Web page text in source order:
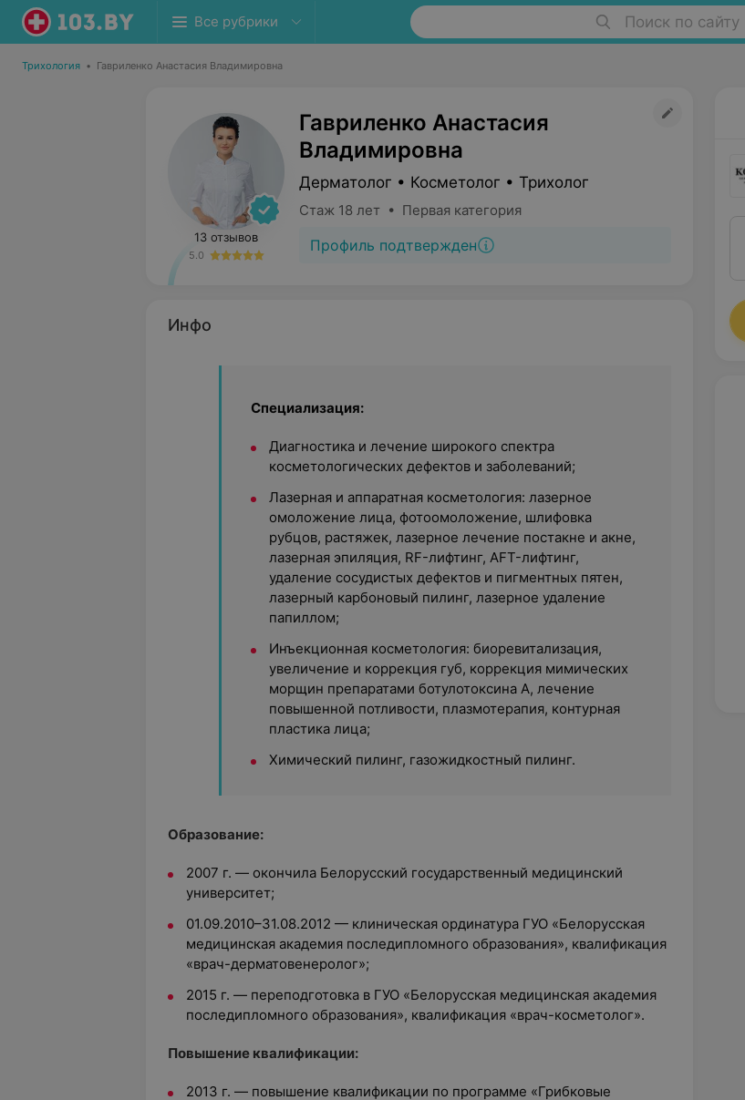
Все рубрики Поиск по сайту
Трихология • Гавриленко Анастасия Владимировна
13 отзывов
5.0
Гавриленко Анастасия
Владимировна
Дерматолог • Косметолог • Трихолог
Стаж 18 лет • Первая категория
Профиль подтвержден
Инфо
Специализация:
Диагностика и лечение широкого спектра
косметологических дефектов и заболеваний;
Лазерная и аппаратная косметология: лазерное
омоложение лица, фотоомоложение, шлифовка
рубцов, растяжек, лазерное лечение постакне и акне,
лазерная эпиляция, RF-лифтинг, AFT-лифтинг,
удаление сосудистых дефектов и пигментных пятен,
лазерный карбоновый пилинг, лазерное удаление
папиллом;
Инъекционная косметология: биоревитализация,
увеличение и коррекция губ, коррекция мимических
морщин препаратами ботулотоксина А, лечение
повышенной потливости, плазмотерапия, контурная
пластика лица;
Химический пилинг, газожидкостный пилинг.
Образование:
2007 г. — окончила Белорусский государственный медицинский
университет;
01.09.2010–31.08.2012 — клиническая ординатура ГУО «Белорусская
медицинская академия последипломного образования», квалификация
«врач-дерматовенеролог»;
2015 г. — переподготовка в ГУО «Белорусская медицинская академия
последипломного образования», квалификация «врач-косметолог».
Повышение квалификации:
2013 г. — повышение квалификации по программе «Грибковые